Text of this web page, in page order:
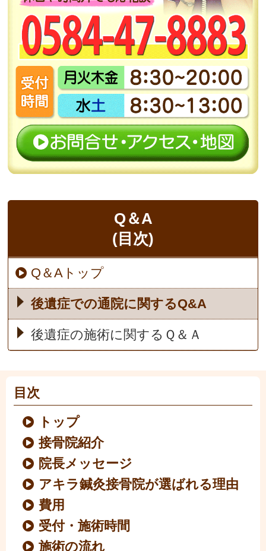
Q＆A
(目次)
Q＆Aトップ
後遺症での通院に関するQ&A
後遺症の施術に関するＱ＆Ａ
目次
トップ
接骨院紹介
院長メッセージ
アキラ鍼灸接骨院が選ばれる理由
費用
受付・施術時間
施術の流れ